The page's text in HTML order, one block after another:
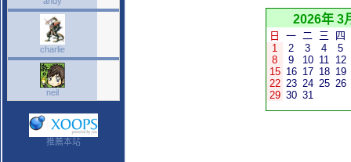
charlie
neil
推薦本站
2026年 3
日 一 二 三
四
1
2 3 4
5
8
9 10 11 12
15 16 17 18 19
22 23 24 25 26
29 30 31